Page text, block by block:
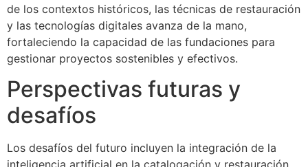
de los contextos históricos, las técnicas de restauración
y las tecnologías digitales avanza de la mano,
fortaleciendo la capacidad de las fundaciones para
gestionar proyectos sostenibles y efectivos.
Perspectivas futuras y
desafíos
Los desafíos del futuro incluyen la integración de la